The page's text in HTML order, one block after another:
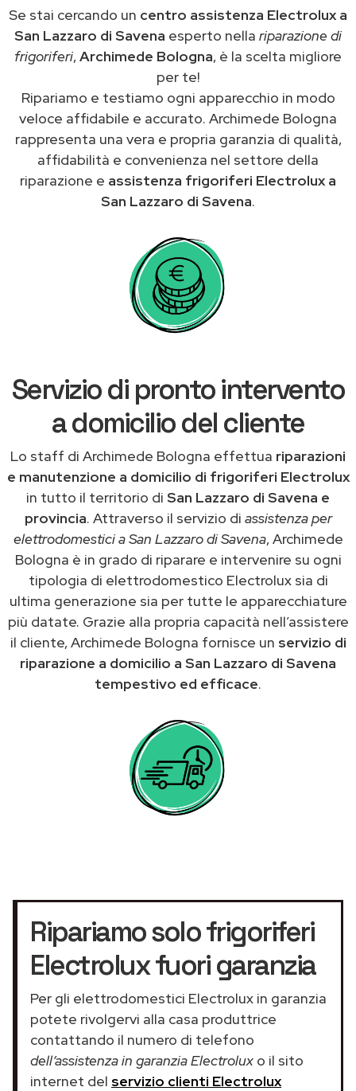
Se stai cercando un centro assistenza Electrolux a
San Lazzaro di Savena esperto nella riparazione di
frigoriferi,Archimede Bologna, è la scelta migliore
per te!
Ripariamo e testiamo ogni apparecchio in modo
veloce affidabile e accurato. Archimede Bologna
rappresenta una vera e propria garanzia di qualità,
affidabilità e convenienza nel settore della
riparazione e assistenza frigoriferi Electrolux a
San Lazzaro di Savena.
Servizio di pronto intervento
a domicilio del cliente
Lo staff di Archimede Bologna effettua riparazioni
e manutenzione a domicilio di frigoriferi Electrolux
in tutto il territorio di San Lazzaro di Savena e
provincia. Attraverso il servizio di assistenza per
elettrodomestici a San Lazzaro di Savena, Archimede
Bologna è in grado di riparare e intervenire su ogni
tipologia di elettrodomestico Electrolux sia di
ultima generazione sia per tutte le apparecchiature
più datate. Grazie alla propria capacità nell’assistere
il cliente, Archimede Bologna fornisce un servizio di
riparazione a domicilio a San Lazzaro di Savena
tempestivo ed efficace.
Ripariamo solo frigoriferi
Electrolux fuori garanzia
Per gli elettrodomestici Electrolux in garanzia
potete rivolgervi alla casa produttrice
contattando il numero di telefono
dell’assistenza in garanzia Electrolux o il sito
internet del servizio clienti Electrolux